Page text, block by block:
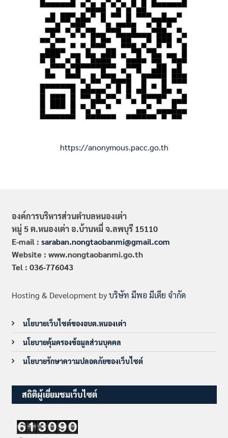
https://anonymous.pacc.go.th
องค์การบริหารส่วนตำบลหนองเต่า
หมู่ 5 ต.หนองเต่า อ.บ้านหมี่ จ.ลพบุรี 15110
E-mail : saraban.nongtaobanmi@gmail.com
Website : www.nongtaobanmi.go.th
Tel : 036-776043
Hosting & Development byบริษัท มีพอ มีเดีย จำกัด
นโยบายเว็บไซต์ของอบต.หนองเต่า
นโยบายคุ้มครองข้อมูลส่วนบุคคล
นโยบายรักษาความปลอดภัยของเว็บไซต์
สถิติผู้เยี่ยมชมเว็บไซต์